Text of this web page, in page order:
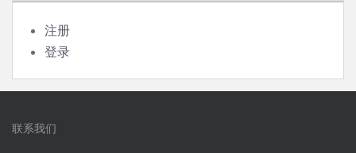
注册
登录
联系我们